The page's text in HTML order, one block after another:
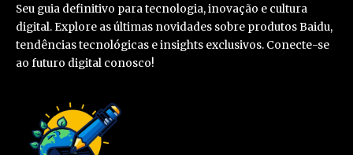
Seu guia definitivo para tecnologia, inovação e cultura
digital. Explore as últimas novidades sobre produtos Baidu,
tendências tecnológicas e insights exclusivos. Conecte-se
ao futuro digital conosco!